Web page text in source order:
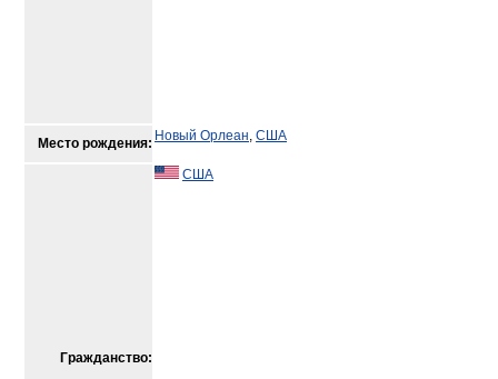
Место рождения: Новый Орлеан, США
Гражданство:
США